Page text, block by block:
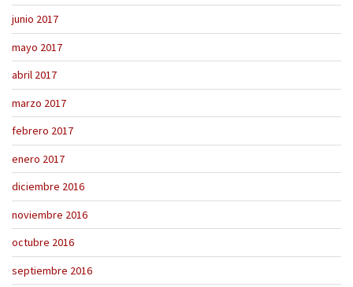
junio 2017
mayo 2017
abril 2017
marzo 2017
febrero 2017
enero 2017
diciembre 2016
noviembre 2016
octubre 2016
septiembre 2016